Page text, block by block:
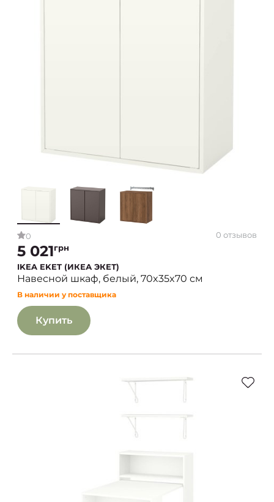
0 0 отзывов
5 021грн
IKEA EKET (ИКЕА ЭКЕТ)
Навесной шкаф, белый, 70x35x70 см
В наличии у поставщика
Купить